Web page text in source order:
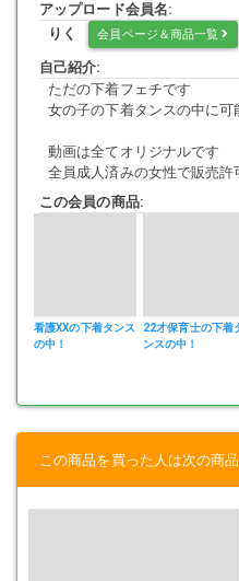
アップロード会員名:
りく
会員ページ＆商品一覧
自己紹介:
ただの下着フェチです
女の子の下着タンスの中に可
動画は全てオリジナルです
全員成人済みの女性で販売許
この会員の商品:
看護XXの下着タンス
の中！
22才保育士の下着
ンスの中！
この商品を買った人は次の商